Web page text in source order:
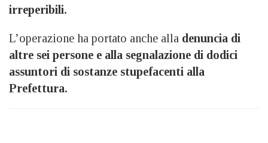
irreperibili.
L’operazione ha portato anche alla denuncia di
altre sei persone e alla segnalazione di dodici
assuntori di sostanze stupefacenti alla
Prefettura.